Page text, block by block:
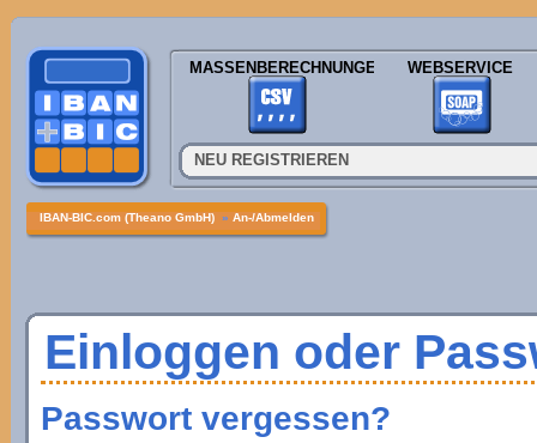
MASSENBERECHNUNGEN WEBSERVICE
NEU REGISTRIEREN
IBAN-BIC.com (Theano GmbH) » An-/Abmelden
Einloggen oder
Passwort vergessen?